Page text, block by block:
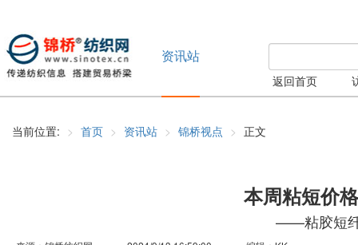
资讯站
返回首页
当前位置: 首页 资讯站 锦桥视点 正文
本周粘短价
——粘胶短